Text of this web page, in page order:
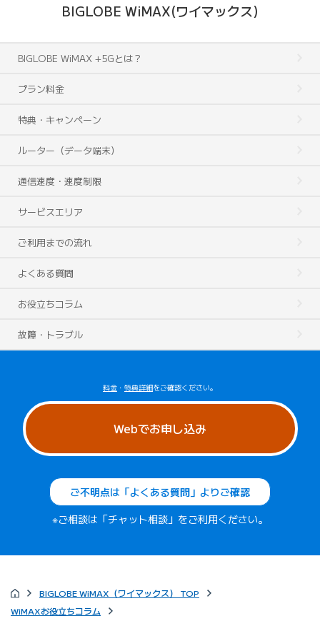
BIGLOBE WiMAX(ワイマックス)
BIGLOBE WiMAX +5Gとは？
プラン料金
特典・キャンペーン
ルーター（データ端末）
通信速度・速度制限
サービスエリア
ご利用までの流れ
よくある質問
お役立ちコラム
故障・トラブル
料金 ・ 特典詳細をご確認ください。
Webでお申し込み
ご不明点は「よくある質問」よりご確認
※ご相談は「チャット相談」をご利用ください。
BIGLOBE WiMAX（ワイマックス） TOP
WiMAXお役立ちコラム